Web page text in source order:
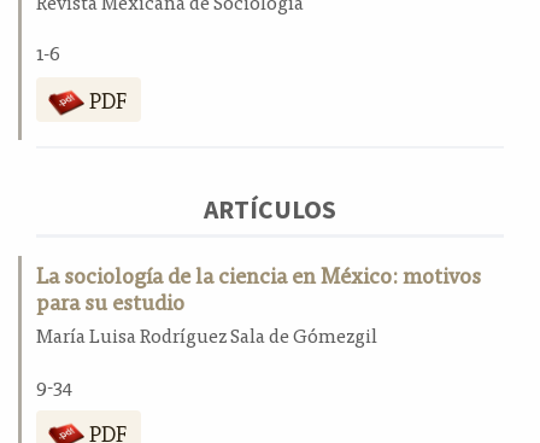
a
l
t
1-6
PDF
ARTÍCULOS
La sociología de la ciencia en México: motivos
para su estudio
María Luisa Rodríguez Sala de Gómezgil
9-34
PDF